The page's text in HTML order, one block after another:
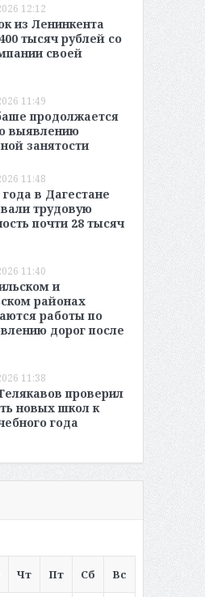
12:12
из Ленинкента
тысяч рублей со
своей
11:49
продолжается
выявлению
занятости
11:48
в Дагестане
трудовую
почти 28 тысяч
11:40
и
районах
работы по
дорог после
11:38
проверил
новых школ к
года
Чт Пт Сб Вс